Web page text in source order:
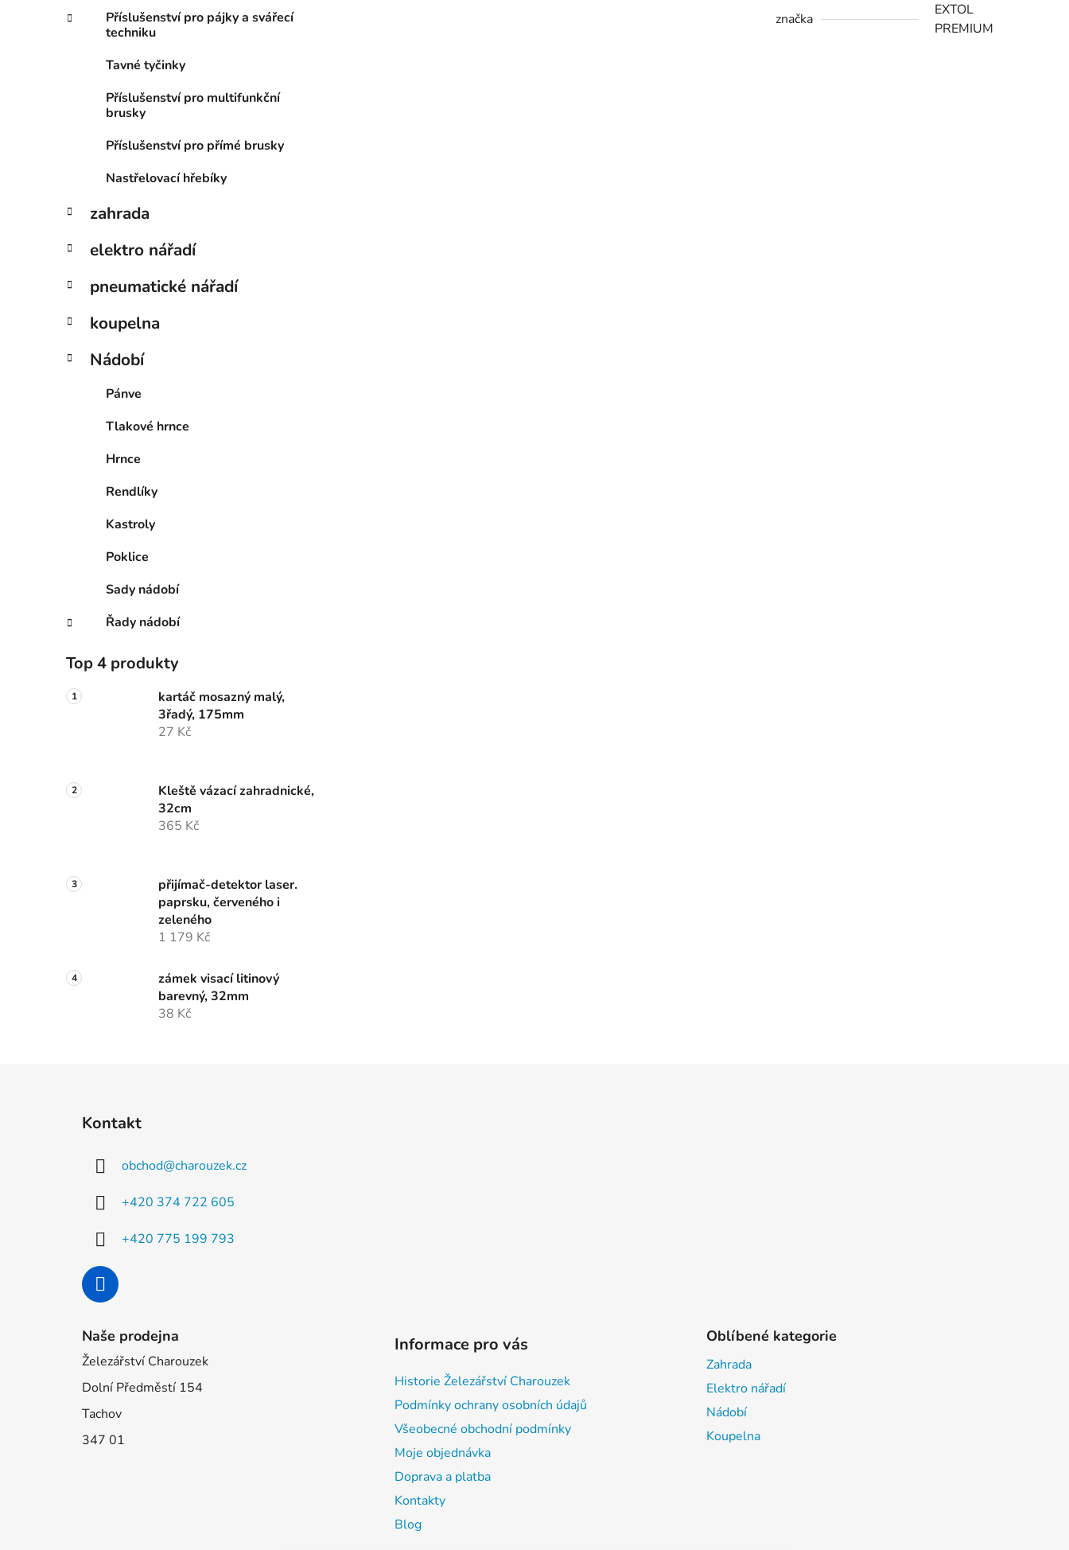
Příslušenství pro pájky a svářecí
techniku
Tavné tyčinky
Příslušenství pro multifunkční
brusky
Příslušenství pro přímé brusky
Nastřelovací hřebíky
zahrada
elektro nářadí
pneumatické nářadí
koupelna
Nádobí
Pánve
Tlakové hrnce
Hrnce
Rendlíky
Kastroly
Poklice
Sady nádobí
Řady nádobí
Top 4 produkty
kartáč mosazný malý,
3řadý, 175mm
27 Kč
Kleště vázací zahradnické,
32cm
365 Kč
přijímač-detektor laser.
paprsku, červeného i
zeleného
1 179 Kč
zámek visací litinový
barevný, 32mm
38 Kč
značka
EXTOL
PREMIUM
Kontakt
obchod@charouzek.cz
+420 374 722 605
+420 775 199 793
Naše prodejna
Železářství Charouzek
Dolní Předměstí 154
Tachov
347 01
Informace pro vás
Historie Železářství Charouzek
Podmínky ochrany osobních údajů
Všeobecné obchodní podmínky
Moje objednávka
Doprava a platba
Kontakty
Blog
Oblíbené kategorie
Zahrada
Elektro nářadí
Nádobí
Koupelna